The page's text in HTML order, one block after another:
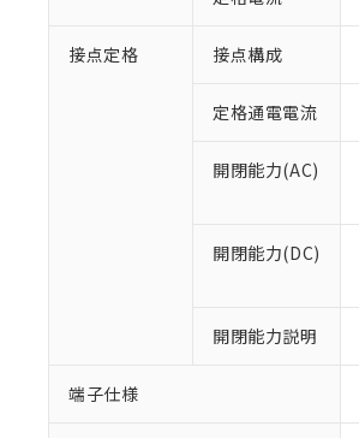
接点定格 接点構成
定格通電電流
開閉能力(AC)
開閉能力(DC)
開閉能力説明
端子仕様